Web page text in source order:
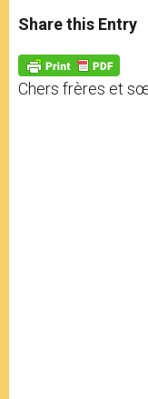
t
s
p
p
s
e
g
e
r
e
b
o
k
Share this Entry
Chers frères et